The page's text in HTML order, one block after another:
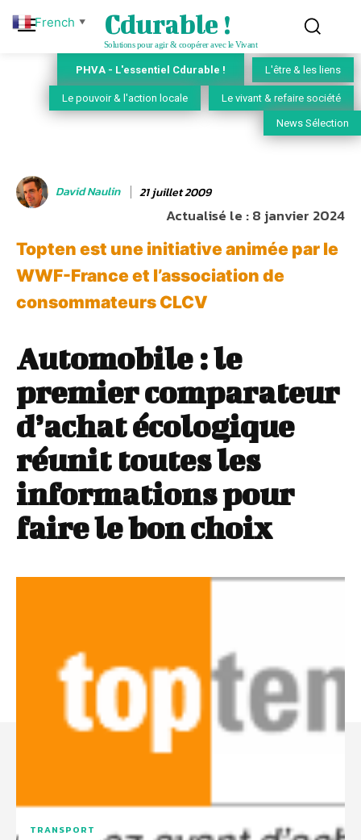
Cdurable !
Solutions pour agir & coopérer avec le Vivant
PHVA - L'essentiel Cdurable ! L'être & les liens
Le pouvoir & l'action locale Le vivant & refaire société
News Sélection
David Naulin 21 juillet 2009
Actualisé le :8 janvier 2024
Topten est une initiative animée par le
WWF-France et l’association de
consommateurs CLCV
Automobile : le
premier comparateur
d’achat écologique
réunit toutes les
informations pour
faire le bon choix
TRANSPORT
French ▼